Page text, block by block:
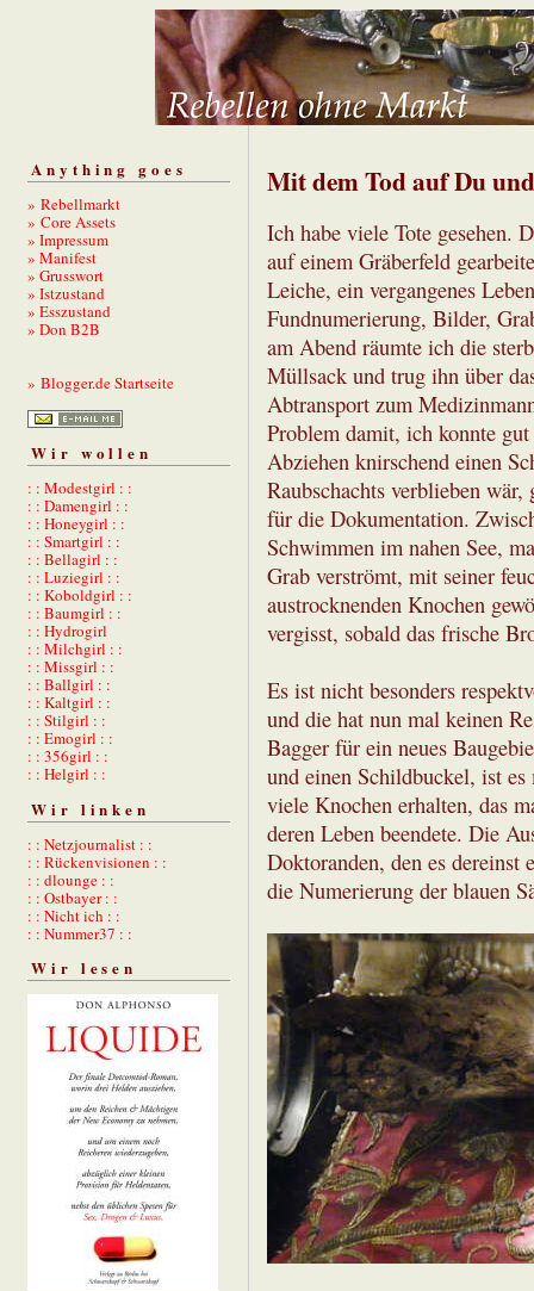
Anything goes
» Rebellmarkt
» Core Assets
» Impressum
» Manifest
» Grusswort
» Istzustand
» Esszustand
» Don B2B
» Blogger.de Startseite
Wir wollen
: : Modestgirl : :
: : Damengirl : :
: : Honeygirl : :
: : Smartgirl : :
: : Bellagirl : :
: : Luziegirl : :
: : Koboldgirl : :
: : Baumgirl : :
: : Hydrogirl
: : Milchgirl : :
: : Missgirl : :
: : Ballgirl : :
: : Kaltgirl : :
: : Stilgirl : :
: : Emogirl : :
: : 356girl : :
: : Helgirl : :
Wir linken
: : Netzjournalist : :
: : Rückenvisionen : :
: : dlounge : :
: : Ostbayer : :
: : Nicht ich : :
: : Nummer37 : :
Wir lesen
Mit dem Tod auf Du
Ich habe viele Tote gesehen.
auf einem Gräberfeld
Leiche, ein vergangenes
Fundnumerierung, Bilder,
am Abend räumte ich die
Müllsack und trug ihn über
Abtransport zum
Problem damit, ich konnte
Abziehen knirschend einen
Raubschachts verblieben
für die Dokumentation.
Schwimmen im nahen See,
Grab verströmt, mit seiner
austrocknenden Knochen
vergisst, sobald das frische
Es ist nicht besonders
und die hat nun mal keinen
Bagger für ein neues
und einen Schildbuckel, ist
viele Knochen erhalten, das
deren Leben beendete. Die
Doktoranden, den es dereinst
die Numerierung der blauen